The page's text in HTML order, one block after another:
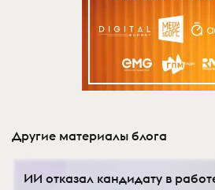
Другие материалы блога
ИИ отказал кандидату в